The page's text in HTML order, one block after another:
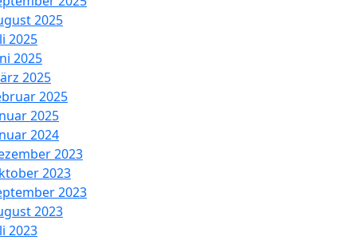
2025
2025
2025
2025
2025
2025
2024
2023
2023
2023
2023
2023